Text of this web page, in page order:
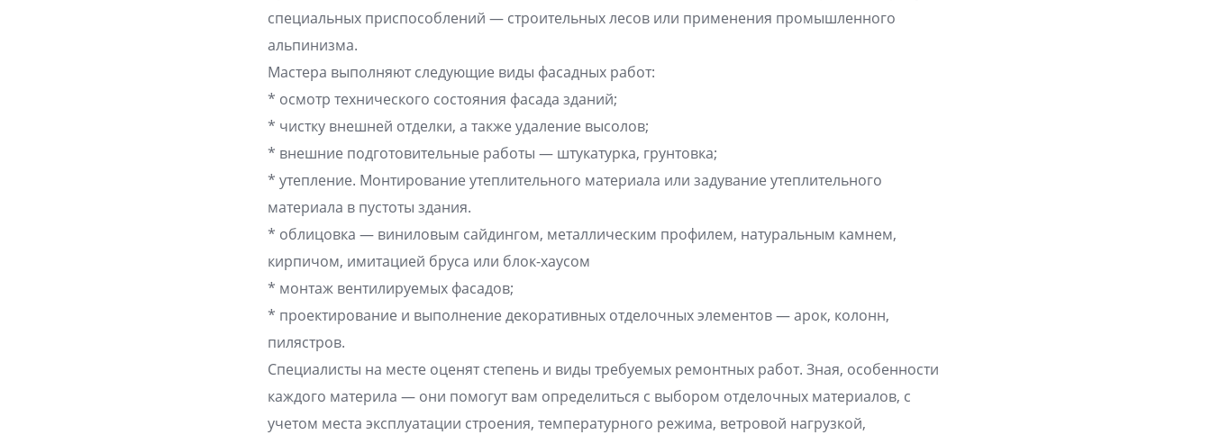
специальных приспособлений — строительных лесов или применения промышленного
альпинизма.
Мастера выполняют следующие виды фасадных работ:
* осмотр технического состояния фасада зданий;
* чистку внешней отделки, а также удаление высолов;
* внешние подготовительные работы — штукатурка, грунтовка;
* утепление. Монтирование утеплительного материала или задувание утеплительного
материала в пустоты здания.
* облицовка — виниловым сайдингом, металлическим профилем, натуральным камнем,
кирпичом, имитацией бруса или блок-хаусом
* монтаж вентилируемых фасадов;
* проектирование и выполнение декоративных отделочных элементов — арок, колонн,
пилястров.
Специалисты на месте оценят степень и виды требуемых ремонтных работ. Зная, особенности
каждого материла — они помогут вам определиться с выбором отделочных материалов, с
учетом места эксплуатации строения, температурного режима, ветровой нагрузкой,